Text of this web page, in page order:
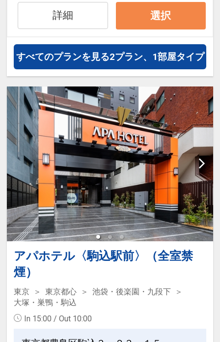
★池袋まで2駅 ★東京ドームまで3駅
★新宿まで6駅 ★大手町まで6駅
設定期間：2025年9月2日～2027年6月
30日
インターネットコース番号：DP-2-
200000041601
詳細 選択
すべてのプランを見る2プラン、1部屋タイプ
アパホテル〈駒込駅前〉（全室禁
煙）
東京 東京都心
池袋・後楽園・九段下
大塚・巣鴨・駒込
In 15:00 / Out 10:00